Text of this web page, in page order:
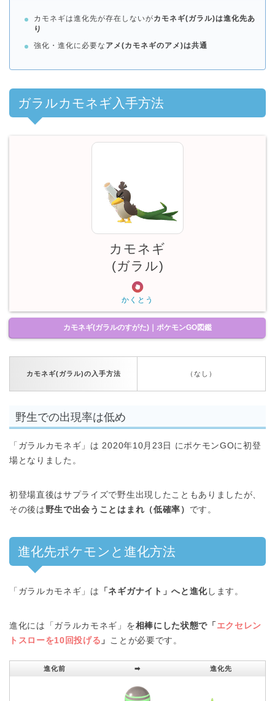
カモネギは進化先が存在しないがカモネギ(ガラル)は進化先あ
り
強化・進化に必要な アメ(カモネギのアメ)は共通
ガラルカモネギ入手方法
カモネギ
(ガラル)
かくとう
カモネギ(ガラルのすがた)｜ポケモンGO図鑑
カモネギ(ガラル)の入手方法 （なし）
野生での出現率は低め
「ガラルカモネギ」は 2020年10月23日 にポケモンGOに初登
場となりました。
初登場直後はサプライズで野生出現したこともありましたが、
その後は 野生で出会うことはまれ（低確率） です。
進化先ポケモンと進化方法
「ガラルカモネギ」は 「ネギガナイト」へと進化します。
進化には「ガラルカモネギ」を相棒にした状態で「 エクセレン
トスローを10回投げる 」 ことが必要です。
進化前 ➡︎ 進化先